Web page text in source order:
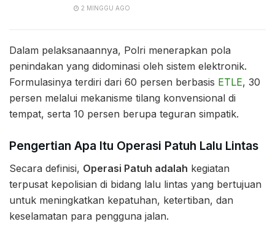
2 MINGGU AGO
Dalam pelaksanaannya, Polri menerapkan pola
penindakan yang didominasi oleh sistem elektronik.
Formulasinya terdiri dari 60 persen berbasis ETLE, 30
persen melalui mekanisme tilang konvensional di
tempat, serta 10 persen berupa teguran simpatik.
Pengertian Apa Itu Operasi Patuh Lalu Lintas
Secara definisi, Operasi Patuh adalah kegiatan
terpusat kepolisian di bidang lalu lintas yang bertujuan
untuk meningkatkan kepatuhan, ketertiban, dan
keselamatan para pengguna jalan.